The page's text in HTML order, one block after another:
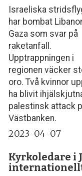
Israeliska
har bombat
Gaza som svar på
raketanfall.
Upptrappningen i
regionen väcker
oro. Två kvinnor
ha blivit
palestinsk attack
Västbanken.
2023-04-07
Kyrkoledare i